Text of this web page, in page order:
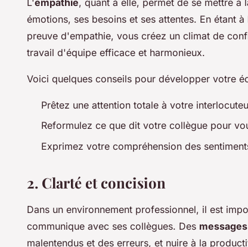
émotions, ses besoins et ses attentes. En étant
preuve d'empathie, vous créez un climat de
travail d'équipe efficace et harmonieux.
Voici quelques conseils pour développer votre
Prêtez une attention totale à votre
Reformulez ce que dit votre collègue pour
Exprimez votre compréhension des
2. Clarté et concision
Dans un environnement professionnel, il est
communique avec ses collègues. Des messages
malentendus et des erreurs, et nuire à la